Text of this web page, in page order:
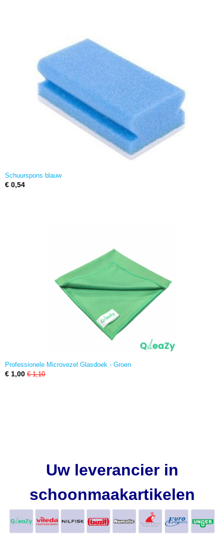
Schuurspons blauw
€ 0,54
Professionele Microvezel Glasdoek - Groen
€ 1,00 € 1,10
Uw leverancier in
schoonmaakartikelen